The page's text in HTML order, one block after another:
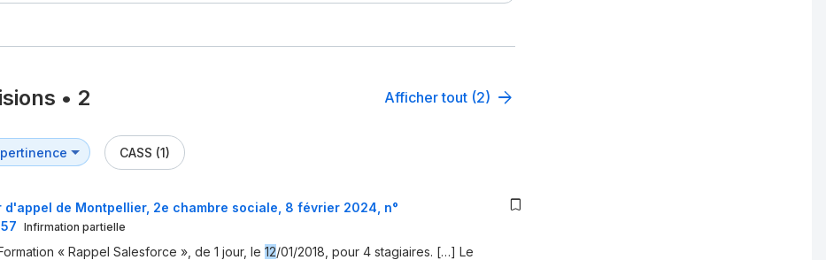
• 2 Afficher tout (2)
CASS (1)
d'appel de Montpellier, 2e chambre sociale, 8 février 2024, n°
Infirmation partielle
« Rappel Salesforce », de 1 jour, le 12/01/2018, pour 4 stagiaires. […] Le